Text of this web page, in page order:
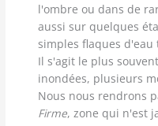
l'ombre ou dans de
aussi sur quelques
simples flaques d'eau
Il s'agit le plus
inondées, plusieurs
Nous nous rendrons
Firme, zone qui n'est